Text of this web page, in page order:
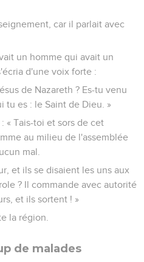
car il parlait avec
un homme qui avait un
d'une voix forte :
de Nazareth ? Es-tu venu
tu es : le Saint de Dieu. »
« Tais-toi et sors de cet
au milieu de l'assemblée
mal.
et ils se disaient les uns aux
? Il commande avec autorité
et ils sortent ! »
la région.
de malades